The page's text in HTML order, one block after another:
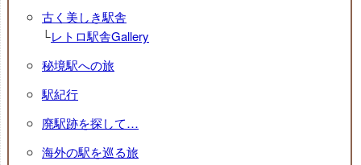
古く美しき駅舎
└レトロ駅舎Gallery
秘境駅への旅
駅紀行
廃駅跡を探して…
海外の駅を巡る旅